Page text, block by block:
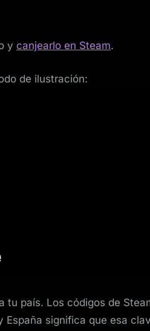
y canjearlo en Steam.
de ilustración:
tu país. Los códigos de
España significa que esa